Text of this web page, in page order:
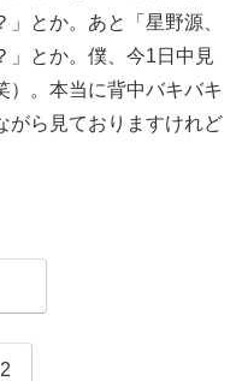
」とか。あと「星野源、
」とか。僕、今1日中見
）。本当に背中バキバキ
ら見ておりますけれど
2